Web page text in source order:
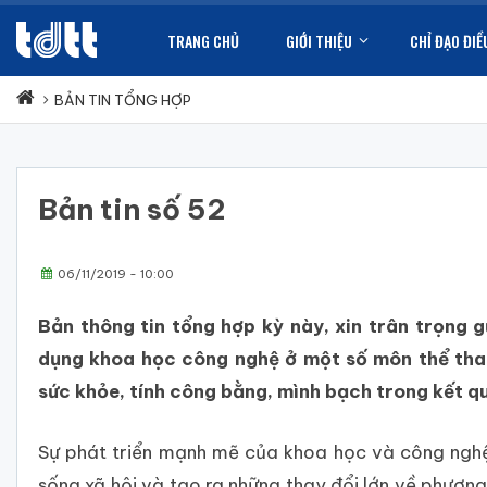
TRANG CHỦ GIỚI THIỆU CHỈ ĐẠO
BẢN TIN TỔNG HỢP
Bản tin số 52
06/11/2019 - 10:00
Bản thông tin tổng hợp kỳ này, xin trân trọng
dụng khoa học công nghệ ở một số môn thể
sức khỏe, tính công bằng, mình bạch trong kết
Sự phát triển mạnh mẽ của khoa học và công